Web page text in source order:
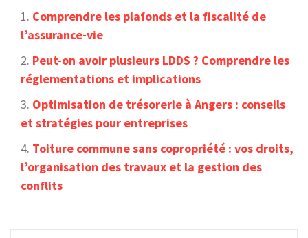
Comprendre les plafonds et la fiscalité de
l’assurance-vie
Peut-on avoir plusieurs LDDS ? Comprendre les
réglementations et implications
Optimisation de trésorerie à Angers : conseils
et stratégies pour entreprises
Toiture commune sans copropriété : vos droits,
l’organisation des travaux et la gestion des
conflits